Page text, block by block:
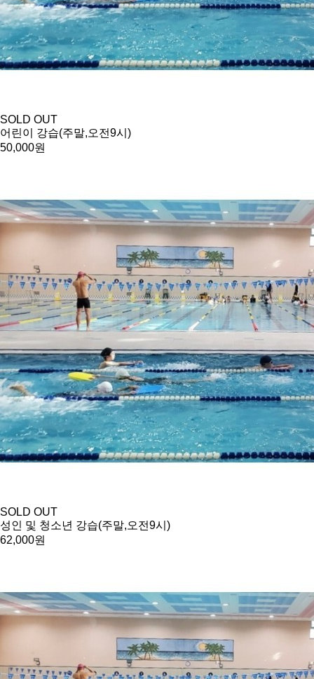
SOLD OUT
어린이 강습(주말,오전9시)
50,000원
SOLD OUT
성인 및 청소년 강습(주말,오전9시)
62,000원